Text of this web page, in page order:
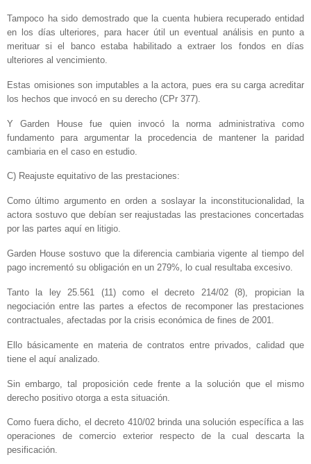
Tampoco ha sido demostrado que la cuenta hubiera recuperado entidad
en los días ulteriores, para hacer útil un eventual análisis en punto a
merituar si el banco estaba habilitado a extraer los fondos en días
ulteriores al vencimiento.
Estas omisiones son imputables a la actora, pues era su carga acreditar
los hechos que invocó en su derecho (CPr 377).
Y Garden House fue quien invocó la norma administrativa como
fundamento para argumentar la procedencia de mantener la paridad
cambiaria en el caso en estudio.
C) Reajuste equitativo de las prestaciones:
Como último argumento en orden a soslayar la inconstitucionalidad, la
actora sostuvo que debían ser reajustadas las prestaciones concertadas
por las partes aquí en litigio.
Garden House sostuvo que la diferencia cambiaria vigente al tiempo del
pago incrementó su obligación en un 279%, lo cual resultaba excesivo.
Tanto la ley 25.561 (11) como el decreto 214/02 (8), propician la
negociación entre las partes a efectos de recomponer las prestaciones
contractuales, afectadas por la crisis económica de fines de 2001.
Ello básicamente en materia de contratos entre privados, calidad que
tiene el aquí analizado.
Sin embargo, tal proposición cede frente a la solución que el mismo
derecho positivo otorga a esta situación.
Como fuera dicho, el decreto 410/02 brinda una solución específica a las
operaciones de comercio exterior respecto de la cual descarta la
pesificación.